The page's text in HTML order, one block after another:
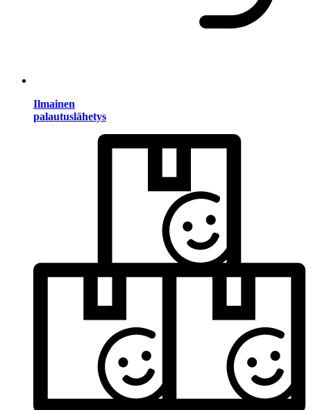
Ilmainen
palautuslähetys